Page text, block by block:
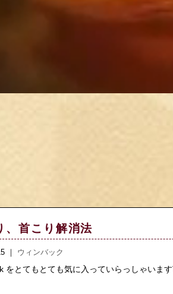
、首こり解消法
｜ ウィンバック
とてもとても気に入っていらっしゃいます